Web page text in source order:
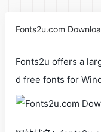
Fonts2u.com
Fonts2u offers a
d free fonts for